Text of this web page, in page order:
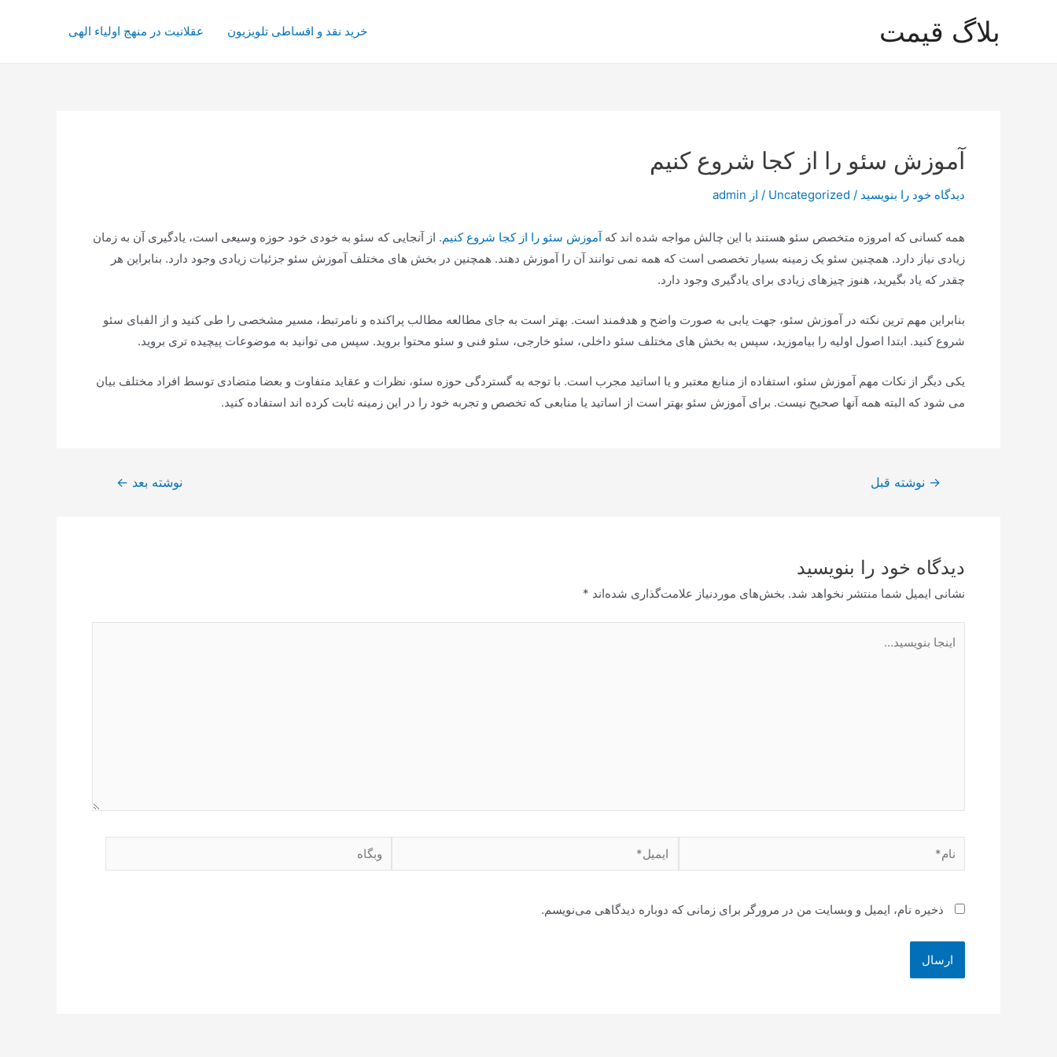
بلاگ قیمت خرید نقد و اقساطی تلویزیون عقلانیت در منهج اولیاء الهی
آموزش سئو را از کجا شروع کنیم
دیدگاه‌ خود را بنویسید /
Uncategorized / از admin
همه کسانی که امروزه متخصص سئو هستند با این چالش مواجه شده اند کهآموزش سئو را از کجا شروع کنیم. از آنجایی که سئو به خودی خود حوزه وسیعی است، یادگیری آن به زمان
زیادی نیاز دارد. همچنین سئو یک زمینه بسیار تخصصی است که همه نمی توانند آن را آموزش دهند. همچنین در بخش های مختلف آموزش سئو جزئیات زیادی وجود دارد. بنابراین هر
چقدر که یاد بگیرید، هنوز چیزهای زیادی برای یادگیری وجود دارد.
بنابراین مهم ترین نکته در آموزش سئو، جهت یابی به صورت واضح و هدفمند است. بهتر است به جای مطالعه مطالب پراکنده و نامرتبط، مسیر مشخصی را طی کنید و از الفبای سئو
شروع کنید. ابتدا اصول اولیه را بیاموزید، سپس به بخش های مختلف سئو داخلی، سئو خارجی، سئو فنی و سئو محتوا بروید. سپس می توانید به موضوعات پیچیده تری بروید.
یکی دیگر از نکات مهم آموزش سئو، استفاده از منابع معتبر و یا اساتید مجرب است. با توجه به گستردگی حوزه سئو، نظرات و عقاید متفاوت و بعضا متضادی توسط افراد مختلف بیان
می شود که البته همه آنها صحیح نیست. برای آموزش سئو بهتر است از اساتید یا منابعی که تخصص و تجربه خود را در این زمینه ثابت کرده اند استفاده کنید.
راهبری
→ نوشته قبل نوشته بعد ←
دیدگاه‌ خود را بنویسید
نشانی ایمیل شما منتشر نخواهد شد. بخش‌های موردنیاز علامت‌گذاری شده‌اند *
بنویسید…
نام* ایمیل* وبگاه
ذخیره نام، ایمیل و وبسایت من در مرورگر برای زمانی که دوباره دیدگاهی می‌نویسم.